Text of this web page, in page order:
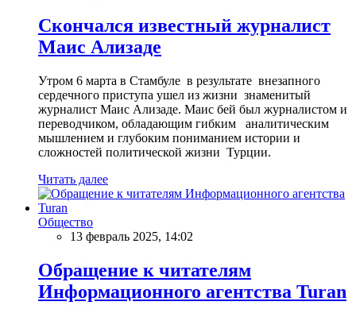
Скончался известный журналист
Маис Ализаде
Утром 6 марта в Стамбуле в результате внезапного
сердечного приступа ушел из жизни знаменитый
журналист Маис Ализаде. Маис бей был журналистом и
переводчиком, обладающим гибким аналитическим
мышлением и глубоким пониманием истории и
сложностей политической жизни Турции.
Читать далее
Общество
13 февраль 2025, 14:02
Обращение к читателям
Информационного агентства Turan